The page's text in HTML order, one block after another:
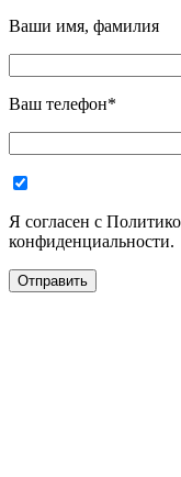
Ваши имя, фамилия
Ваш телефон*
Я согласен с
конфиденциальности.